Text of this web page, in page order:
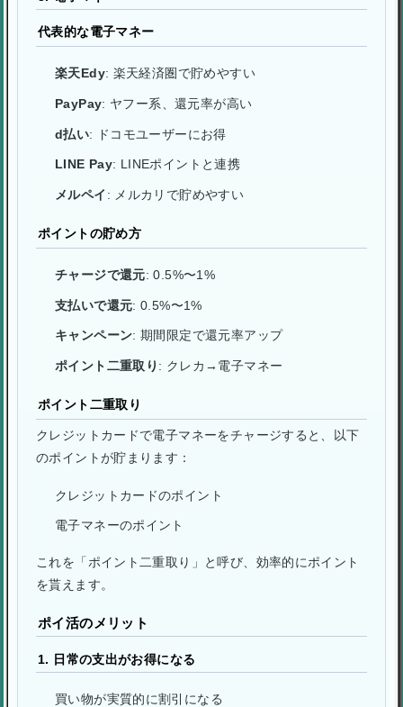
代表的な電子マネー
楽天Edy: 楽天経済圏で貯めやすい
PayPay: ヤフー系、還元率が高い
d払い: ドコモユーザーにお得
LINE Pay: LINEポイントと連携
メルペイ : メルカリで貯めやすい
ポイントの貯め方
チャージで還元: 0.5%〜1%
支払いで還元: 0.5%〜1%
キャンペーン: 期間限定で還元率アップ
ポイント二重取り : クレカ→電子マネー
ポイント二重取り
クレジットカードで電子マネーをチャージすると、以下
のポイントが貯まります：
クレジットカードのポイント
電子マネーのポイント
これを「ポイント二重取り」と呼び、効率的にポイント
を貰えます。
ポイ活のメリット
1. 日常の支出がお得になる
買い物が実質的に割引になる